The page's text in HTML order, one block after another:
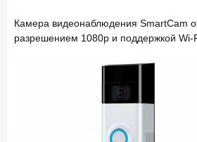
Камера видеонаблюдения SmartCam
разрешением 1080p и поддержкой Wi-